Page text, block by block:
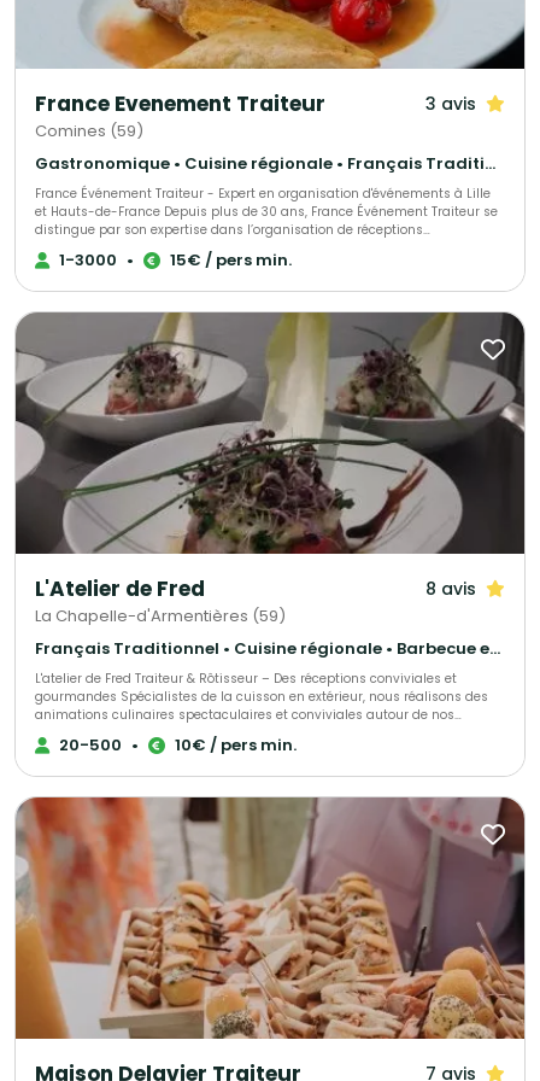
France Evenement Traiteur 3 avis
Comines (59)
Gastronomique • Cuisine régionale • Français Traditionnel
France Événement Traiteur - Expert en organisation d'événements à Lille
et Hauts-de-France Depuis plus de 30 ans, France Événement Traiteur se
distingue par son expertise dans l’organisation de réceptions
professionnelles et privées à Lille et dans toute la région des Hauts-de-
France. Spécialisé dans l'accompagnement des entreprises et des
sublimer vos séminaires, conférences, soirées d’entreprise et toutes vos
occasions spéciales.
1-3000 • 15€ / pers min.
L'Atelier de Fred 8 avis
La Chapelle-d'Armentières (59)
Français Traditionnel • Cuisine régionale • Barbecue et grillades
L'atelier de Fred Traiteur & Rôtisseur – Des réceptions conviviales et
gourmandes Spécialistes de la cuisson en extérieur, nous réalisons des
animations culinaires spectaculaires et conviviales autour de nos
braseros XXL, barbecues, planchas et poêlons géants. Ces modes de
cuisson permettent de préparer devant vos invités des viandes, poissons,
cocktails, vins d'honneur, plateaux-repas et plats à emporter. Chaque
prestation est élaborée avec soin à partir de produits sélectionnés pour
leur qualité et leur fraîcheur. Notre objectif : vous permettre de profiter
pleinement de votre réception tout en offrant à vos convives une
expérience culinaire généreuse, authentique et mémorable. Du simple
repas convivial à la réception de grande envergure, nous mettons toute
notre passion au service de votre événement.
20-500 • 10€ / pers min.
Maison Delavier Traiteur 7 avis